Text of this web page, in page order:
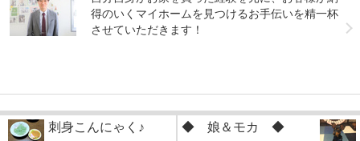
得のいくマイホームを見つけるお手伝いを精一杯
させていただきます！
刺身こんにゃく♪ ◆ 娘＆モカ ◆